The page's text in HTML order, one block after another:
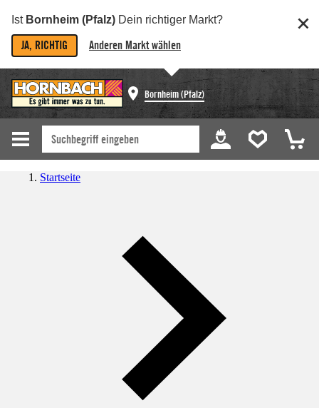
Ist Bornheim (Pfalz) Dein richtiger Markt?
JA, RICHTIG Anderen Markt wählen
Bornheim (Pfalz)
Startseite